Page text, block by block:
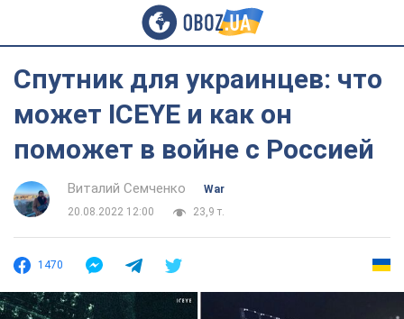
Спутник для украинцев: что
может ICEYE и как он
поможет в войне с Россией
Виталий Семченко
War
20.08.2022 12:00
23,9 т.
1470